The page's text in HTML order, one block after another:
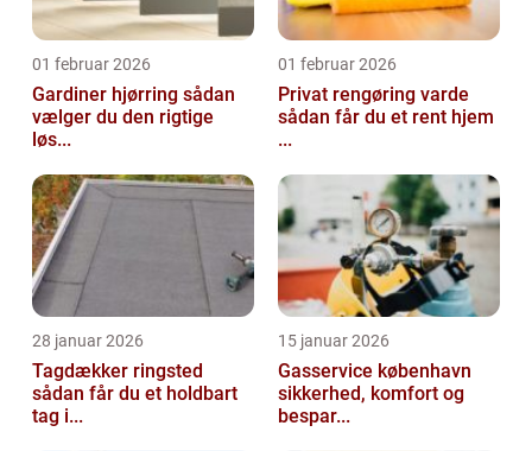
01 februar 2026
Gardiner hjørring sådan
vælger du den rigtige
løs...
01 februar 2026
Privat rengøring varde
sådan får du et rent hjem
...
28 januar 2026
Tagdækker ringsted
sådan får du et holdbart
tag i...
15 januar 2026
Gasservice københavn
sikkerhed, komfort og
bespar...